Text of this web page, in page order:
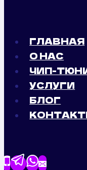
ГЛАВНАЯ
О НАС
ЧИП-
УСЛУГИ
БЛОГ